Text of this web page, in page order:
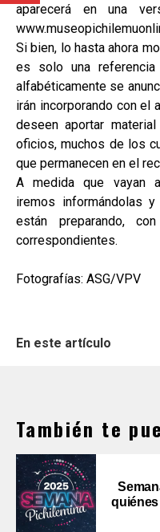
aparecerá en una
Si bien, lo hasta ahora
es solo una
alfabéticamente se
irán incorporando con el
deseen aportar
oficios, muchos de los
que permanecen en el
A medida que vayan
iremos informándolas
están preparando,
correspondientes.
Fotografías: ASG/VPV
En este artículo
También te